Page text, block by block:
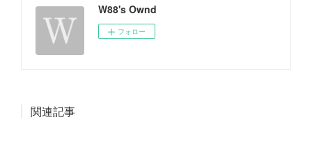
W88's Ownd
フォロー
関連記事